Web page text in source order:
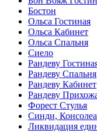
Бостон
Ольса Гостиная
Ольса Кабинет
Ольса Спальня
Сиело
Рандеву
Рандеву Спальня
Рандеву Кабинет
Рандеву
Форест Стулья
Синди, Консолеа
Ликвидация